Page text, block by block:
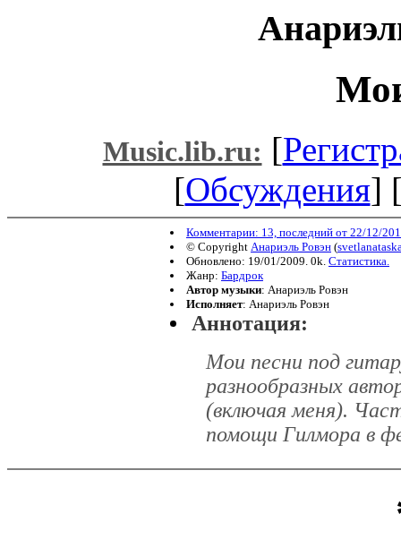
Music.lib.ru: [
[Обсуждения]
Комментарии: 13, последний от 22/12/
© Copyright Анариэль Ровэн (
Обновлено: 19/01/2009. 0k. Статистика.
Жанр: Бардрок
Автор музыки: Анариэль Ровэн
Исполняет: Анариэль Ровэн
Аннотация:
Мои песни под
разнообразных
(включая меня).
помощи Гилмора в